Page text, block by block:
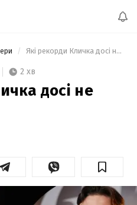
Які рекорди Кличка досі не побив Усик
2 хв
досі не